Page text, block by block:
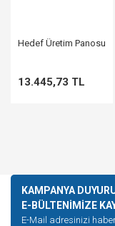
Hedef Üretim Panosu
13.445,73 TL
KAMPANYA
E-BÜLTENİMİZE
E-Mail adresinizi